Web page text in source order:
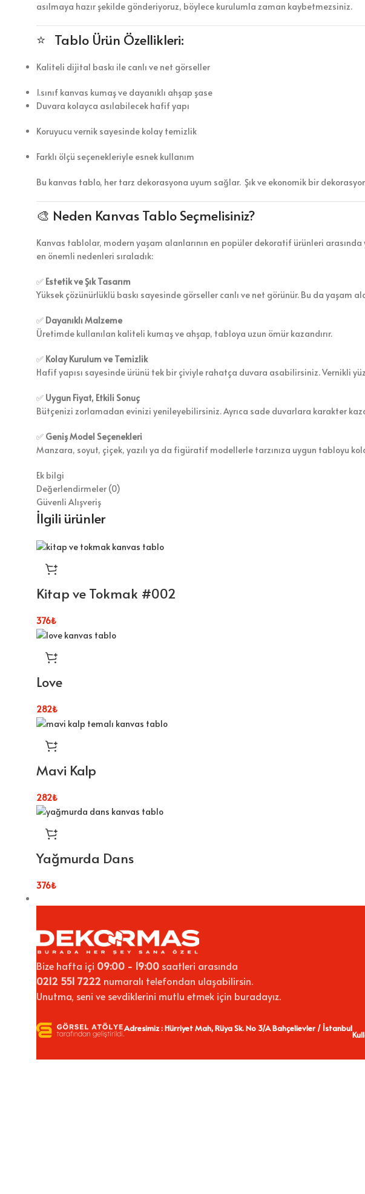
asılmaya hazır şekilde gönderiyoruz, böylece kurulumla zaman kaybetmezsiniz.
⭐ Tablo Ürün Özellikleri:
Kaliteli dijital baskı ile canlı ve net görseller
1.sınıf kanvas kumaş ve dayanıklı ahşap şase
Duvara kolayca asılabilecek hafif yapı
Koruyucu vernik sayesinde kolay temizlik
Farklı ölçü seçenekleriyle esnek kullanım
Bu kanvas tablo, her tarz dekorasyona uyum sağlar. Şık ve ekonomik bir
🎨 Neden Kanvas Tablo Seçmelisiniz?
Kanvas tablolar, modern yaşam alanlarının en popüler dekoratif ürünleri
en önemli nedenleri sıraladık:
✅ Estetik ve Şık Tasarım
Yüksek çözünürlüklü baskı sayesinde görseller canlı ve net görünür. Bu da yaşam
✅ Dayanıklı Malzeme
Üretimde kullanılan kaliteli kumaş ve ahşap, tabloya uzun ömür kazandırır.
✅ Kolay Kurulum ve Temizlik
Hafif yapısı sayesinde ürünü tek bir çiviyle rahatça duvara asabilirsiniz. Vernikli
✅ Uygun Fiyat, Etkili Sonuç
Bütçenizi zorlamadan evinizi yenileyebilirsiniz. Ayrıca sade duvarlara karakter
✅ Geniş Model Seçenekleri
Manzara, soyut, çiçek, yazılı ya da figüratif modellerle tarzınıza uygun tabloyu
Ek bilgi
Değerlendirmeler (0)
Güvenli Alışveriş
İlgili ürünler
Kitap ve Tokmak #002
376₺
Love
282₺
Mavi Kalp
282₺
Yağmurda Dans
376₺
Bize hafta içi 09:00 - 19:00 saatleri arasında
0212 551 7222 numaralı telefondan ulaşabilirsin.
Unutma, seni ve sevdiklerini mutlu etmek için buradayız.
Adresimiz : Hürriyet Mah, Rüya Sk. No 3/A Bahçelievler / İstanbul